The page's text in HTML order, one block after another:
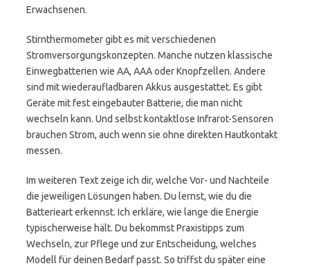
Erwachsenen.
Stirnthermometer gibt es mit verschiedenen
Stromversorgungskonzepten. Manche nutzen klassische
Einwegbatterien wie AA, AAA oder Knopfzellen. Andere
sind mit wiederaufladbaren Akkus ausgestattet. Es gibt
Geräte mit fest eingebauter Batterie, die man nicht
wechseln kann. Und selbst kontaktlose Infrarot-Sensoren
brauchen Strom, auch wenn sie ohne direkten Hautkontakt
messen.
Im weiteren Text zeige ich dir, welche Vor- und Nachteile
die jeweiligen Lösungen haben. Du lernst, wie du die
Batterieart erkennst. Ich erkläre, wie lange die Energie
typischerweise hält. Du bekommst Praxistipps zum
Wechseln, zur Pflege und zur Entscheidung, welches
Modell für deinen Bedarf passt. So triffst du später eine